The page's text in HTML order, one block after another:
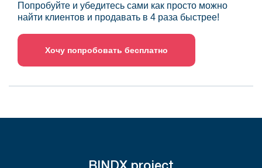
Попробуйте и убедитесь сами как просто можно
найти клиентов и продавать в 4 раза быстрее!
Хочу попробовать бесплатно